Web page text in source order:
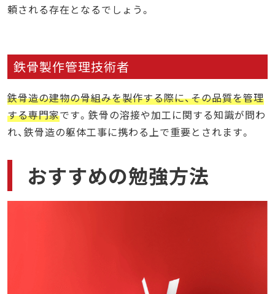
頼される存在となるでしょう。
鉄骨製作管理技術者
鉄骨造の建物の骨組みを製作する際に、その品質を管理
する専門家です。鉄骨の溶接や加工に関する知識が問わ
れ、鉄骨造の躯体工事に携わる上で重要とされます。
おすすめの勉強方法